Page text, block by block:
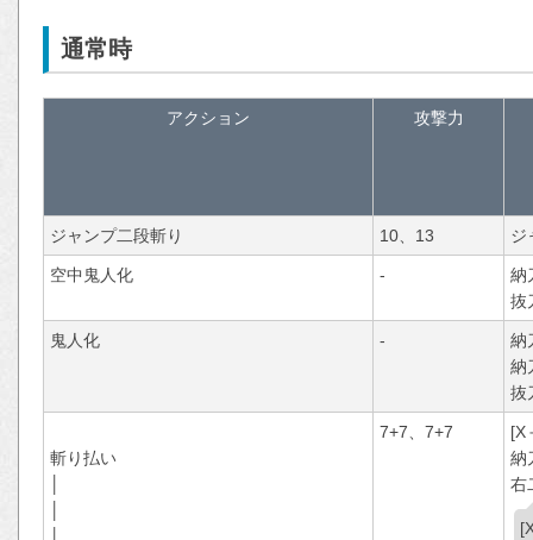
通常時
アクション 攻撃力
ジャンプ二段斬り 10、13 ジ
空中鬼人化 -
納
抜
鬼人化 -
納
納
抜
斬り払い
7+7、7+7
[X
納
右